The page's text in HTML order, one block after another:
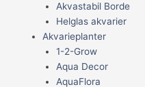
Akvastabil Borde
Helglas akvarier
Akvarieplanter
1-2-Grow
Aqua Decor
AquaFlora